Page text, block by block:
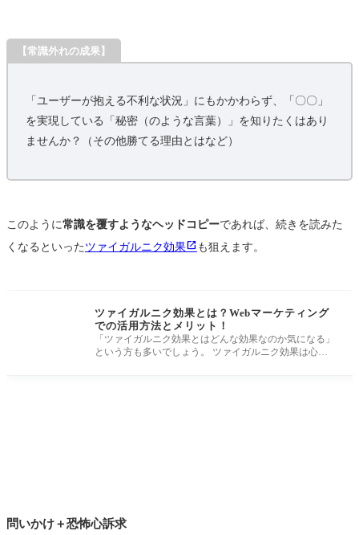
【常識外れの成果】
「ユーザーが抱える不利な状況」にもかかわらず、「〇〇」
を実現している「秘密（のような言葉）」を知りたくはあり
ませんか？（その他勝てる理由とはなど）
このように常識を覆すようなヘッドコピーであれば、続きを読みた
くなるといったツァイガルニク効果 も狙えます。
ツァイガルニク効果とは？Webマーケティング
での活用方法とメリット！
「ツァイガルニク効果とはどんな効果なのか気になる」
という方も多いでしょう。 ツァイガルニク効果は心理
問いかけ＋恐怖心訴求